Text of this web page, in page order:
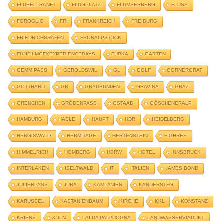
FLUEELI RANFT FLUGPLATZ FLUMSERBERG FLUSS
FOROGLIO FR FRANKREICH FREIBURG
FRIEDRICHSHAFEN FRONALPSTOCK
FUJIFILMGFXEXPERIENCEDAYS FURKA GARTEN
GEMMIPASS GEROLDSWIL GL GOLF GORNERGRAT
GOTTHARD GR GRAUBÜNDEN GRAVINA GRAZ
GRENCHEN GRÖDENPASS GSTAAD GÖSCHENERALP
HAMBURG HASLE HAUPT HDR HEIDELBERG
HERGISWALD HERMITAGE HERTENSTEIN HIGHRES
HIMMELRICH HOMBERG HORW HOTEL INNSBRUCK
INTERLAKEN ISELTWALD IT ITALIEN JAMES BOND
JULIERPASS JURA KAMPANIEN KANDERSTEG
KARUSSEL KASTANIENBAUM KIRCHE KKL KONSTANZ
KRIENS KÖLN LAI DA PALPUOGNA LANDWASSERVIADUKT